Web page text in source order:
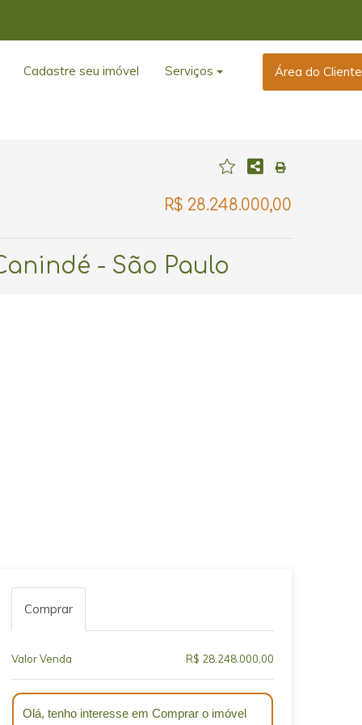
Cadastre seu imóvel Serviços Área do Cliente
R$ 28.248.000,00
- São Paulo
Comprar
Valor Venda R$ 28.248.000,00
Qual o melhor dia e horário pra você?